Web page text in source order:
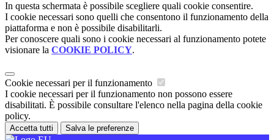
In questa schermata è possibile scegliere quali cookie consentire.
I cookie necessari sono quelli che consentono il funzionamento della
piattaforma e non è possibile disabilitarli.
Per conoscere quali sono i cookie necessari al funzionamento potete
visionare la COOKIE POLICY.
Cookie necessari per il funzionamento
I cookie necessari per il funzionamento non possono essere
disabilitati. È possibile consultare l'elenco nella pagina della cookie
policy.
Accetta tutti Salva le preferenze